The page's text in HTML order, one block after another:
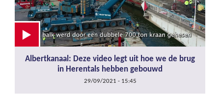
Albertkanaal: Deze video legt uit hoe we de brug
in Herentals hebben gebouwd
29/09/2021 - 15:45